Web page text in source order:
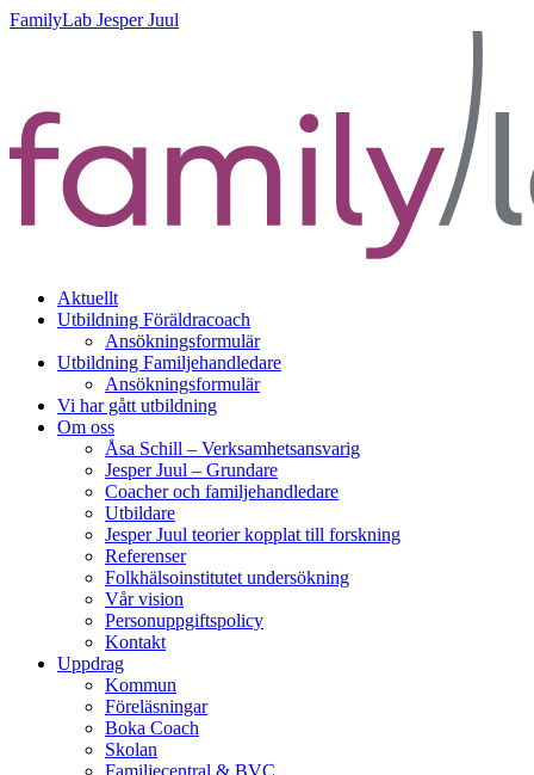
FamilyLab Jesper Juul
Aktuellt
Utbildning Föräldracoach
Ansökningsformulär
Utbildning Familjehandledare
Ansökningsformulär
Vi har gått utbildning
Om oss
Åsa Schill – Verksamhetsansvarig
Jesper Juul – Grundare
Coacher och familjehandledare
Utbildare
Jesper Juul teorier kopplat till forskning
Referenser
Folkhälsoinstitutet undersökning
Vår vision
Personuppgiftspolicy
Kontakt
Uppdrag
Kommun
Föreläsningar
Boka Coach
Skolan
Familjecentral & BVC